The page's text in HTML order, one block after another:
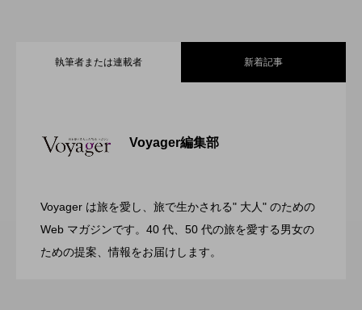
執筆者または連載者 新着記事
Voyager編集部
Voyager は旅を愛し、旅で生かされる" 大人" のための
Web マガジンです。40 代、50 代の旅を愛する男女の
ための提案、情報をお届けします。
Resort 東京ベイ舞浜
今年の夏はラグジュアリーなBBQ体験
2026.07.26 渋谷の真ん中に誕生！築50年のヴィンテ